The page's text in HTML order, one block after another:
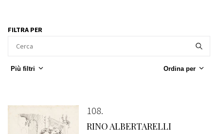
FILTRA PER
Più filtri Ordina per
108
RINO ALBERTARELLI